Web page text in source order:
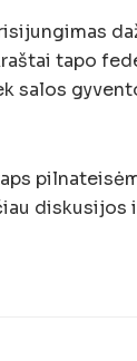
tapo
salos
diskusijos